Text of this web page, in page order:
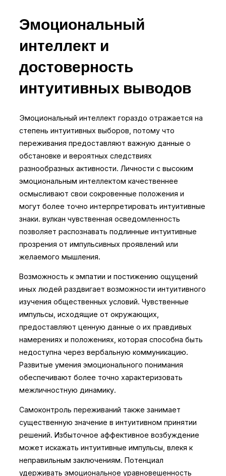
Эмоциональный
интеллект и
достоверность
интуитивных выводов
Эмоциональный интеллект гораздо отражается на
степень интуитивных выборов, потому что
переживания предоставляют важную данные о
обстановке и вероятных следствиях
разнообразных активности. Личности с высоким
эмоциональным интеллектом качественнее
осмысливают свои сокровенные положения и
могут более точно интерпретировать интуитивные
знаки. вулкан чувственная осведомленность
позволяет распознавать подлинные интуитивные
прозрения от импульсивных проявлений или
желаемого мышления.
Возможность к эмпатии и постижению ощущений
иных людей раздвигает возможности интуитивного
изучения общественных условий. Чувственные
импульсы, исходящие от окружающих,
предоставляют ценную данные о их правдивых
намерениях и положениях, которая способна быть
недоступна через вербальную коммуникацию.
Развитые умения эмоционального понимания
обеспечивают более точно характеризовать
межличностную динамику.
Самоконтроль переживаний также занимает
существенную значение в интуитивном принятии
решений. Избыточное аффективное возбуждение
может искажать интуитивные импульсы, влекя к
неправильным заключениям. Потенциал
удерживать эмоциональное уравновешенность